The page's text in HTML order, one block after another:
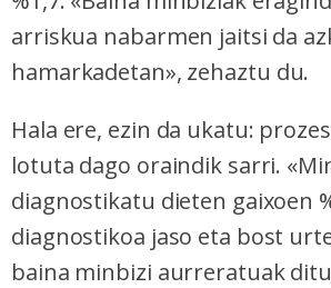
arriskua nabarmen jaitsi da
hamarkadetan», zehaztu du.
Hala ere, ezin da ukatu:
lotuta dago oraindik sarri.
diagnostikatu dieten gaixoen
diagnostikoa jaso eta bost
baina minbizi aurreratuak